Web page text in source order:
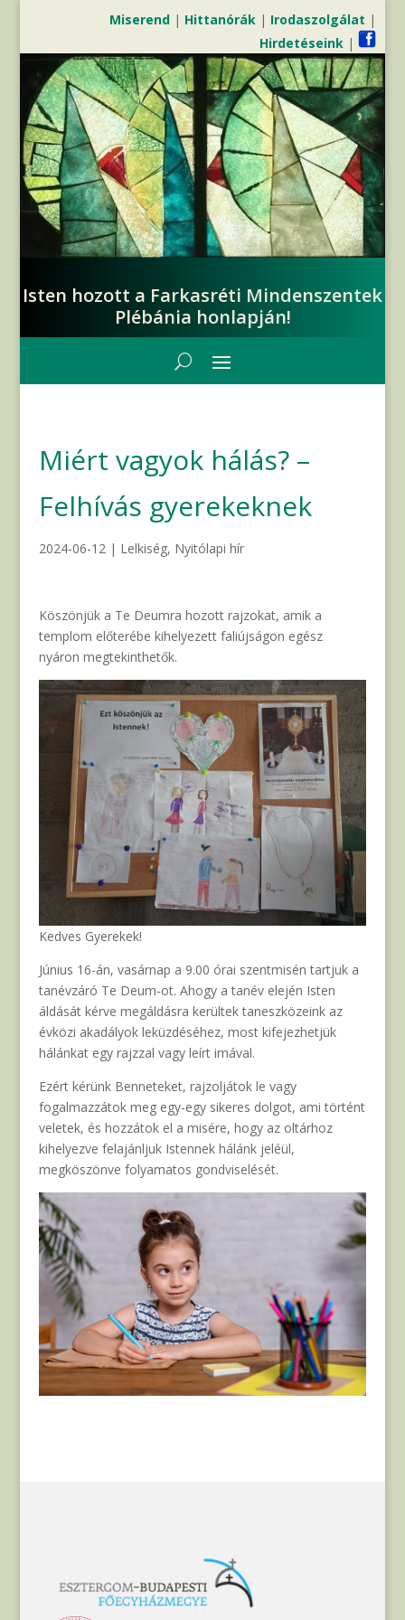
Miserend| Hittanórák| Irodaszolgálat |
Hirdetéseink|
Isten hozott a Farkasréti Mindenszentek
Plébánia honlapján!
Miért vagyok hálás? –
Felhívás gyerekeknek
2024-06-12| Lelkiség, Nyitólapi hír
Köszönjük a Te Deumra hozott rajzokat, amik a
templom előterébe kihelyezett faliújságon egész
nyáron megtekinthetők.
Kedves Gyerekek!
Június 16-án, vasárnap a 9.00 órai szentmisén tartjuk a
tanévzáró Te Deum-ot. Ahogy a tanév elején Isten
áldását kérve megáldásra kerültek taneszközeink az
évközi akadályok leküzdéséhez, most kifejezhetjük
hálánkat egy rajzzal vagy leírt imával.
Ezért kérünk Benneteket, rajzoljátok le vagy
fogalmazzátok meg egy-egy sikeres dolgot, ami történt
veletek, és hozzátok el a misére, hogy az oltárhoz
kihelyezve felajánljuk Istennek hálánk jeléül,
megköszönve folyamatos gondviselését.